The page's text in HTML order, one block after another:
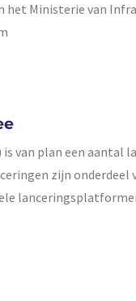
het Ministerie van
is van plan een aantal
zijn onderdeel